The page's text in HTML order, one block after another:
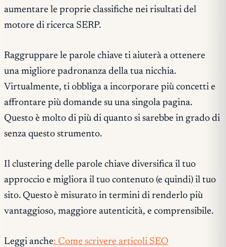
aumentare le proprie classifiche nei risultati del
motore di ricerca SERP.
Raggruppare le parole chiave ti aiuterà a ottenere
una migliore padronanza della tua nicchia.
Virtualmente, ti obbliga a incorporare più concetti e
affrontare più domande su una singola pagina.
Questo è molto di più di quanto si sarebbe in grado di
senza questo strumento.
Il clustering delle parole chiave diversifica il tuo
approccio e migliora il tuo contenuto (e quindi) il tuo
sito. Questo è misurato in termini di renderlo più
vantaggioso, maggiore autenticità, e comprensibile.
Leggi anche: Come scrivere articoli SEO